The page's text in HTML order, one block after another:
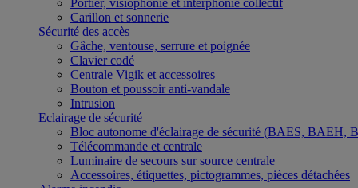
Portier, visiophonie et interphonie collectif
Carillon et sonnerie
Sécurité des accès
Gâche, ventouse, serrure et poignée
Clavier codé
Centrale Vigik et accessoires
Bouton et poussoir anti-vandale
Intrusion
Eclairage de sécurité
Bloc autonome d'éclairage de sécurité (BAES,
Télécommande et centrale
Luminaire de secours sur source centrale
Accessoires, étiquettes, pictogrammes, pièces détachées